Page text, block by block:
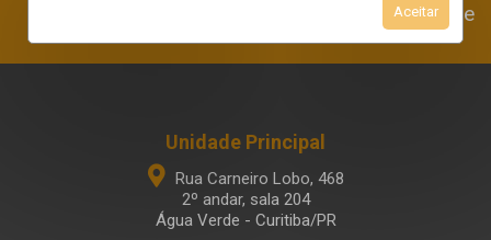
Aceitar
Área do Cliente
Unidade Principal
Rua Carneiro Lobo, 468
2º andar, sala 204
Água Verde - Curitiba/PR